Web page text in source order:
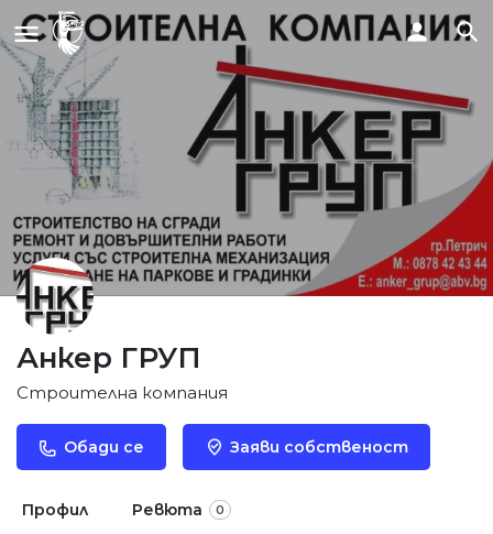
Анкер ГРУП
Строителна компания
Обади се Заяви собственост
Профил Ревюта 0